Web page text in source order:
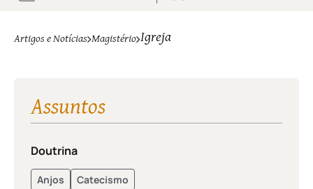
Artigos e Notícias Magistério Igreja
Assuntos
Doutrina
Anjos
Catecismo